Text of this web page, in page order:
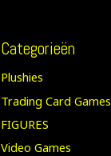
Categorieën
Plushies
Trading Card Games
FIGURES
Video Games